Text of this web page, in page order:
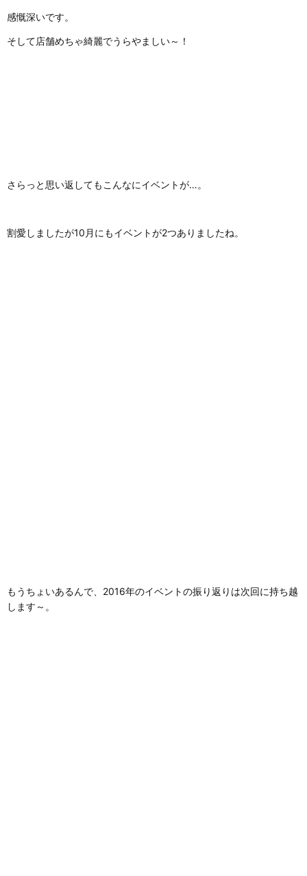
感慨深いです。
そして店舗めちゃ綺麗でうらやましい～！
さらっと思い返してもこんなにイベントが…。
割愛しましたが10月にもイベントが2つありましたね。
もうちょいあるんで、2016年のイベントの振り返りは次回に持ち越
します～。